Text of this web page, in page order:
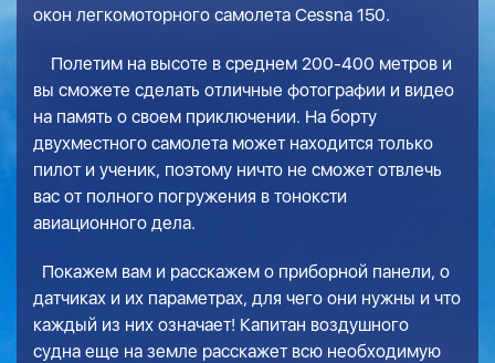
окон легкомоторного самолета Cessna 150.
Полетим на высоте в среднем 200-400 метров и
вы сможете сделать отличные фотографии и видео
на память о своем приключении. На борту
двухместного самолета может находится только
пилот и ученик, поэтому ничто не сможет отвлечь
вас от полного погружения в тоноксти
авиационного дела.
Покажем вам и расскажем о приборной панели, о
датчиках и их параметрах, для чего они нужны и что
каждый из них означает! Капитан воздушного
судна еще на земле расскажет всю необходимую